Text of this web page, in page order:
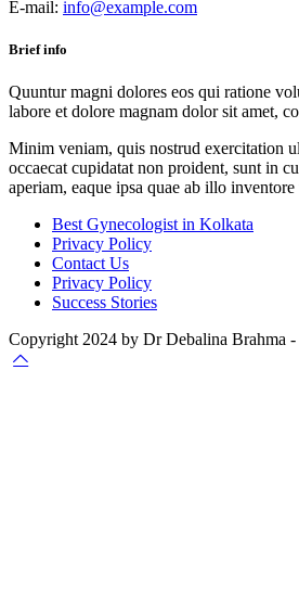
E-mail: info@example.com
Brief info
Quuntur magni dolores eos qui ratione
labore et dolore magnam dolor sit amet,
Minim veniam, quis nostrud exercitation
occaecat cupidatat non proident, sunt in
aperiam, eaque ipsa quae ab illo
Best Gynecologist in Kolkata
Privacy Policy
Contact Us
Privacy Policy
Success Stories
Copyright 2024 by Dr Debalina Brahma